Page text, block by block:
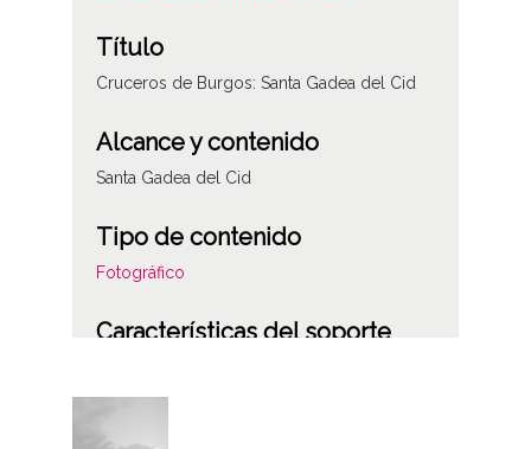
Título
Cruceros de Burgos: Santa Gadea del Cid
Alcance y contenido
Santa Gadea del Cid
Tipo de contenido
Fotográfico
Características del soporte